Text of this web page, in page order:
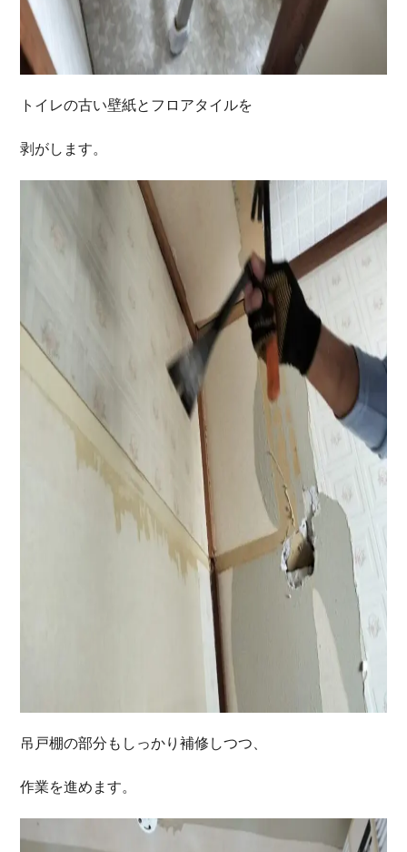
トイレの古い壁紙とフロアタイルを
剥がします。
吊戸棚の部分もしっかり補修しつつ、
作業を進めます。